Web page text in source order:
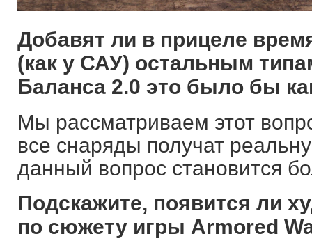
Добавят ли в прицеле
(как у САУ) остальным
Баланса 2.0 это было бы
Мы рассматриваем этот
все снаряды получат
данный вопрос становится
Подскажите, появится ли
по сюжету игры Armored